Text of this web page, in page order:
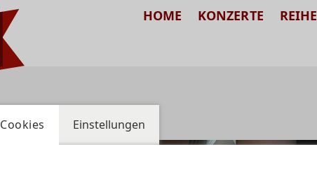
HOME KONZERTE
Cookies Einstellungen